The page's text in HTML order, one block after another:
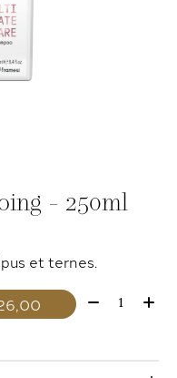
- 250ml
et ternes.
26,00 Quantité: